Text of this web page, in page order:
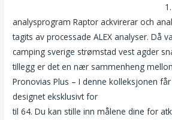
analysprogram Raptor ackvirerar och
tagits av processade ALEX analyser. Då
camping sverige strømstad vest agder
tillegg er det en nær sammenheng
Pronovias Plus – I denne kolleksjonen
designet eksklusivt for
til 64. Du kan stille inn målene dine for